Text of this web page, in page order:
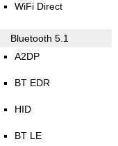
WiFi Direct
Bluetooth 5.1
A2DP
BT EDR
HID
BT LE